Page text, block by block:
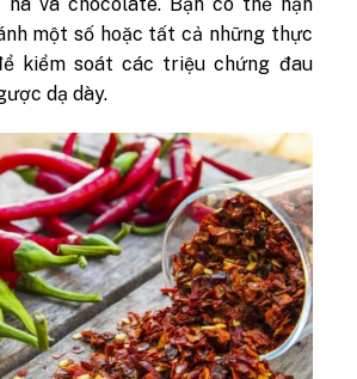
một số hoặc tất cả những thực
kiểm soát các triệu chứng đau
dạ dày.